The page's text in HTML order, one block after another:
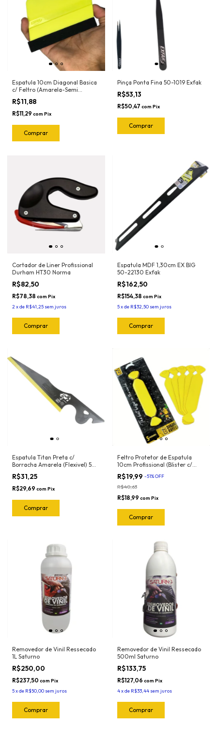
Espatula 10cm Diagonal Basica
c/ Feltro (Amarela-Semi
Flexivel) 50-2023 Exfak
R$11,88
R$11,29 com Pix
Pinça Ponta Fina 50-1019 Exfak
R$53,13
R$50,47 com Pix
Cortador de Liner Profissional
Durham HT30 Norma
R$82,50
R$78,38 com Pix
2xde R$41,25 sem juros
Espatula MDF 1,30cm EX BIG
50-22130 Exfak
R$162,50
R$154,38 com Pix
5xde R$32,50 sem juros
Espatula Titan Preta c/
Borracha Amarela (Flexivel) 50-
2044 Exfak
R$31,25
R$29,69 com Pix
Feltro Protetor de Espatula
10cm Profissional (Blister c/
5und) Banana Buffer
R$19,99 -51%OFF
R$40,63
R$18,99 com Pix
Removedor de Vinil Ressecado
1L Saturno
R$250,00
R$237,50 com Pix
5xde R$50,00 sem juros
Removedor de Vinil Ressecado
500ml Saturno
R$133,75
R$127,06 com Pix
4xde R$33,44 sem juros